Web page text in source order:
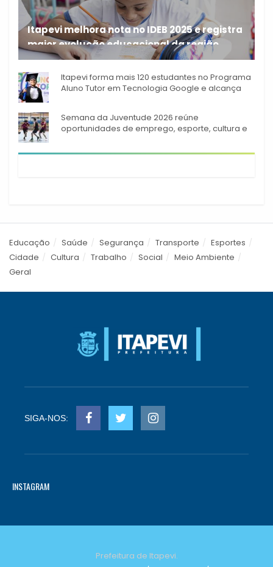
Itapevi melhora nota no IDEB 2025 e registra
maior evolução educacional da região
A rede municipal de ensino
Itapevi forma mais 120 estudantes no Programa
Aluno Tutor em Tecnologia Google e alcança
Semana da Juventude 2026 reúne
oportunidades de emprego, esporte, cultura e
Educação Saúde Segurança Transporte
Esportes
Cidade
Cultura Trabalho Social
Meio Ambiente
Geral
SIGA-NOS:
INSTAGRAM
Prefeitura de Itapevi.